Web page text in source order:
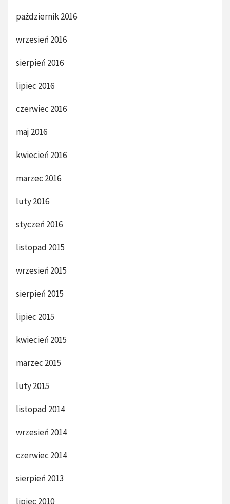
październik 2016
wrzesień 2016
sierpień 2016
lipiec 2016
czerwiec 2016
maj 2016
kwiecień 2016
marzec 2016
luty 2016
styczeń 2016
listopad 2015
wrzesień 2015
sierpień 2015
lipiec 2015
kwiecień 2015
marzec 2015
luty 2015
listopad 2014
wrzesień 2014
czerwiec 2014
sierpień 2013
lipiec 2010